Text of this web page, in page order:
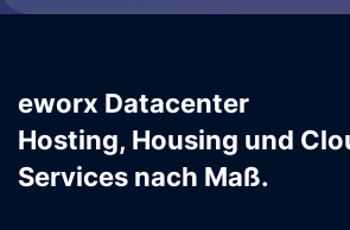
eworx Datacenter
Hosting, Housing und
Services nach Maß.